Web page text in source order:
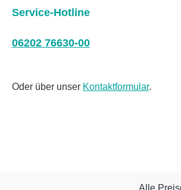
Service-Hotline
06202 76630-00
Oder über unser Kontaktformular.
Alle